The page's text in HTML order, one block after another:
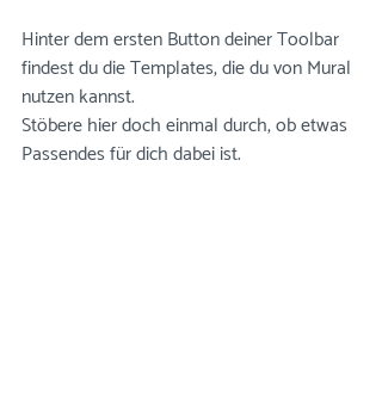
Hinter dem ersten Button deiner Toolbar
findest du die Templates, die du von Mural
nutzen kannst.
Stöbere hier doch einmal durch, ob etwas
Passendes für dich dabei ist.